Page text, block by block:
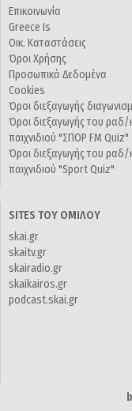
Επικοινωνία
Greece Is
Οικ. Καταστάσεις
Όροι Χρήσης
Προσωπικά Δεδομένα
Cookies
Όροι διεξαγωγής
Όροι διεξαγωγής του ραδ/
παιχνιδιού "ΣΠΟΡ FM Quiz"
Όροι διεξαγωγής του ραδ/
παιχνιδιού "Sport Quiz"
SITES ΤΟΥ ΟΜΙΛΟΥ
skai.gr
skaitv.gr
skairadio.gr
skaikairos.gr
podcast.skai.gr